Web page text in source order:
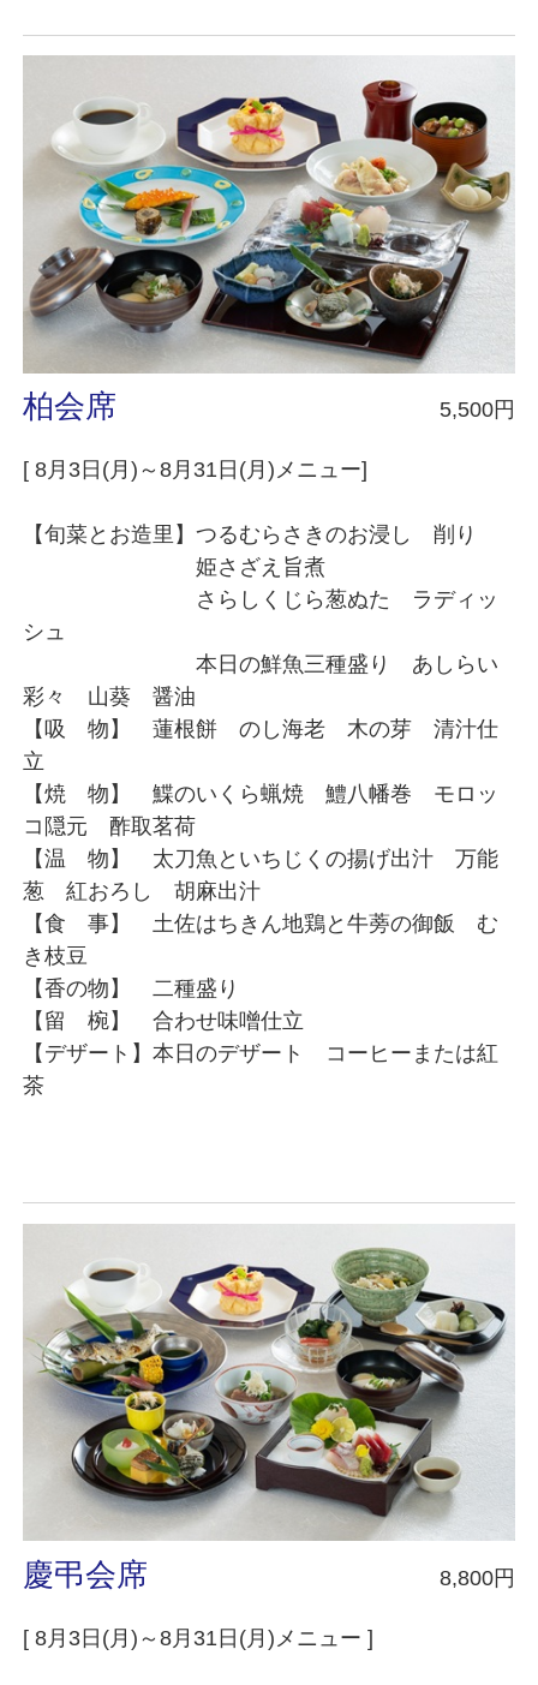
柏会席 5,500円
[ 8月3日(月)～8月31日(月)メニュー]
【旬菜とお造里】つるむらさきのお浸し 削り
姫さざえ旨煮
さらしくじら葱ぬた ラディッ
シュ
本日の鮮魚三種盛り あしらい
彩々 山葵 醤油
【吸 物】 蓮根餅 のし海老 木の芽 清汁仕
立
【焼 物】 鰈のいくら蝋焼 鱧八幡巻 モロッ
コ隠元 酢取茗荷
【温 物】 太刀魚といちじくの揚げ出汁 万能
葱 紅おろし 胡麻出汁
【食 事】 土佐はちきん地鶏と牛蒡の御飯 む
き枝豆
【香の物】 二種盛り
【留 椀】 合わせ味噌仕立
【デザート】本日のデザート コーヒーまたは紅
茶
慶弔会席 8,800円
[ 8月3日(月)～8月31日(月)メニュー ]